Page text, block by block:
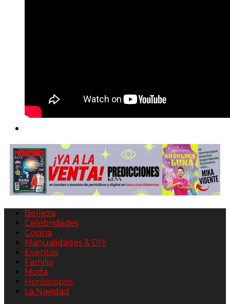
Belleza
Celebridades
Cocina
Manualidades & DIY
Eventos
Familia
Moda
Horóscopos
La Navidad